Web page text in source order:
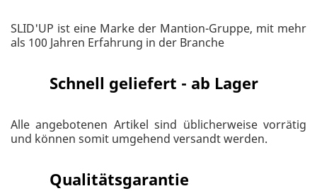
SLID'UP ist eine Marke der Mantion-Gruppe, mit mehr
als 100 Jahren Erfahrung in der Branche
Schnell geliefert - ab Lager
Alle angebotenen Artikel sind üblicherweise vorrätig
und können somit umgehend versandt werden.
Qualitätsgarantie